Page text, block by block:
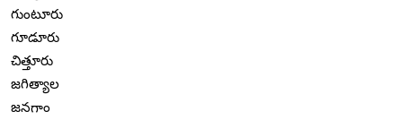
గుంటూరు
గూడూరు
చిత్తూరు
జగిత్యాల
జనగాం